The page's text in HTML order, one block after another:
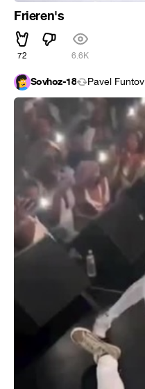
Frieren's
72 6.6K
Sovhoz-18 Pavel Funtov